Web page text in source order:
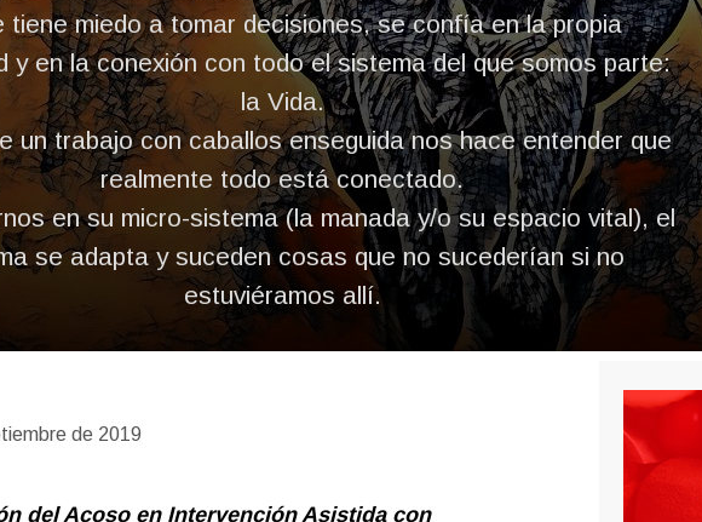
tiene miedo a tomar decisiones, se confía en la propia
y en la conexión con todo el sistema del que somos parte:
la Vida.
un trabajo con caballos enseguida nos hace entender que
realmente todo está conectado.
en su micro-sistema (la manada y/o su espacio vital), el
se adapta y suceden cosas que no sucederían si no
estuviéramos allí.
de 2019
del Acoso en Intervención Asistida con